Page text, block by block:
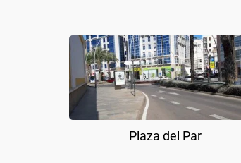
Plaza del Par